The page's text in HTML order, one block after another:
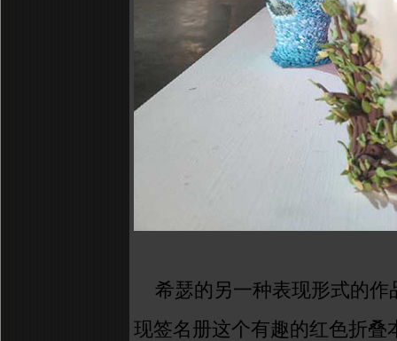
希瑟的另一种表现形式的
现签名册这个有趣的红色折